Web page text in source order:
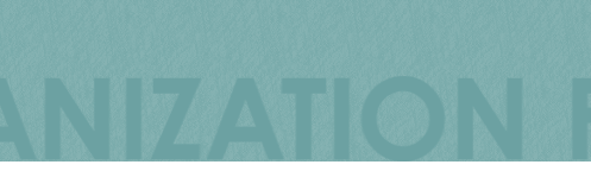
JAPAN
ORGANIZATION
INTERNAL